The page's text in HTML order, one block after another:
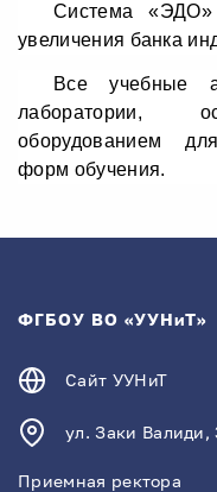
Система «ЭДО»
увеличения банка
Все учебные
лаборатории,
оборудованием
форм обучения.
ФГБОУ ВО «УУНиТ»
Сайт УУНиТ
ул. Заки Валиди,
Приемная ректора